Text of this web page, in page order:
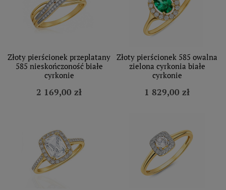
Złoty pierścionek przeplatany
585 nieskończoność białe
cyrkonie
2 169,00 zł
Złoty pierścionek 585 owalna
zielona cyrkonia białe
cyrkonie
1 829,00 zł